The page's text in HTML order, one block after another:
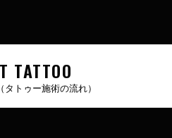
TATTOO
トゥー施術の流れ）